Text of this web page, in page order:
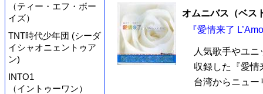
（ティー・エフ・ボー
イズ）
TNT時代少年団 (シーダ
イシャオニェントゥア
ン)
INTO1
（イントゥーワン）
オムニバス（ベス
『愛情来了
人気歌手やユ
収録した『愛情
台湾からニュー